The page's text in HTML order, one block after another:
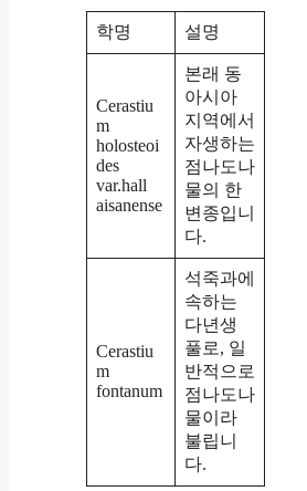
학명 설명
Cerastiu
m
holosteoi
des
var.hall
aisanense
본래 동
아시아
지역에서
자생하는
점나도나
물의 한
변종입니
다.
Cerastiu
m
fontanum
석죽과에
속하는
다년생
풀로, 일
반적으로
점나도나
물이라
불립니
다.